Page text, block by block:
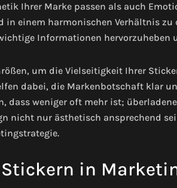
Ihrer Marke passen als auch
einem harmonischen Verhältnis zu
Informationen hervorzuheben
um die Vielseitigkeit Ihrer
dabei, die Markenbotschaft klar
dass weniger oft mehr ist;
nicht nur ästhetisch ansprechend
in